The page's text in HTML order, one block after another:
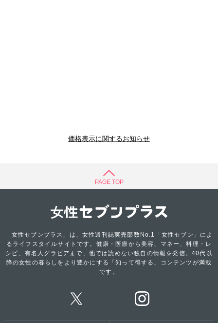
価格表示に関するお知らせ
PAGE TOP
「女性セブンプラス」は、女性週刊誌実売部数No.1「女性セブン」によ
るライフスタイルサイトです。健康・医療から美容、マネー、料理・レ
シピ、有名人グラビアまで、他では読めない独自の情報を発信。40代以
降の女性の暮らしをより豊かにする「知って得する」コンテンツが満載
です。